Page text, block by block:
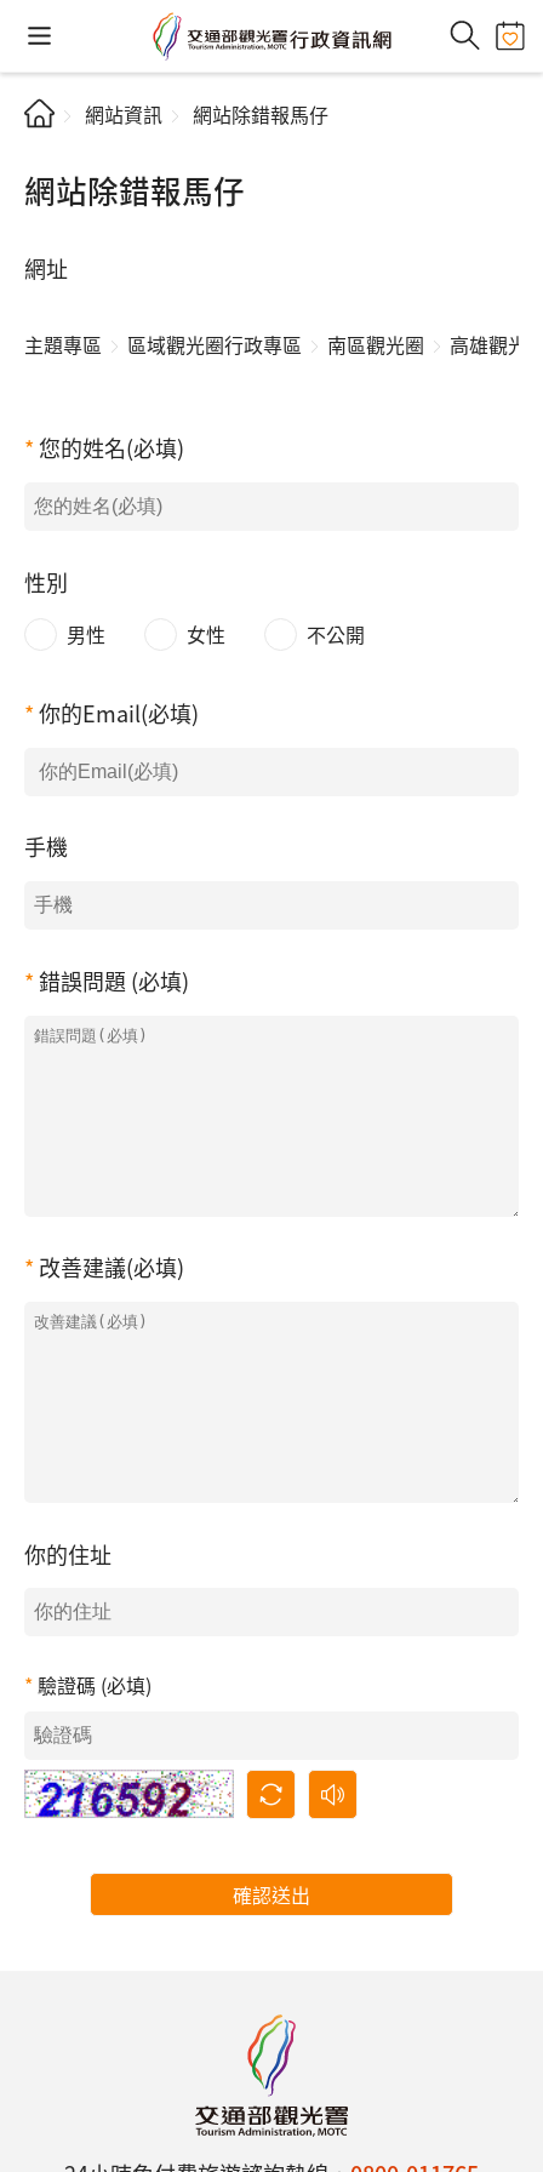
網站資訊 網站除錯報馬仔
網站除錯報馬仔
網址
主題專區 區域觀光圈行政專區 南區觀光圈 高雄觀光
您的姓名(必填)
性別
男性 女性 不公開
你的Email(必填)
手機
錯誤問題 (必填)
改善建議(必填)
你的住址
驗證碼 (必填)
確認送出